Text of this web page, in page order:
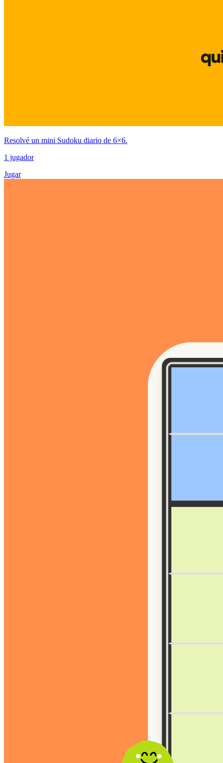
Resolvé un mini Sudoku diario de 6×6.
1 jugador
Jugar